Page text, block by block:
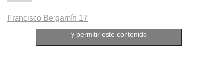
Francisco Bergamín 17
Haz clic para aceptar cookies de marketing
y permitir este contenido